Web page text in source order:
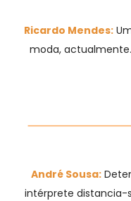
Ricardo Mendes:
moda,
André Sousa:
intérprete distancia-